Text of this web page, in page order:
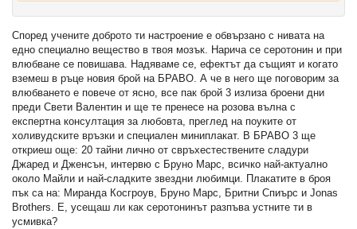
Според учените доброто ти настроение е обвързано с нивата на
едно специално вещество в твоя мозък. Нарича се серотонин и при
влюбване се повишава. Надяваме се, ефектът да същият и когато
вземеш в ръце новия брой на БРАВО. А че в него ще поговорим за
влюбването е повече от ясно, все пак брой 3 излиза броени дни
преди Свети Валентин и ще те пренесе на розова вълна с
експертна консултация за любовта, преглед на поуките от
холивудските връзки и специален миниплакат. В БРАВО 3 ще
откриеш още: 20 тайни лично от свръхестествените сладури
Джаред и Дженсън, интервю с Бруно Марс, всичко най-актуално
около Майли и най-сладките звездни любимци. Плакатите в броя
пък са на: Миранда Косгроув, Бруно Марс, Бритни Спиърс и Jonas
Brothers. Е, усещаш ли как серотонинът разпъва устните ти в
усмивка?